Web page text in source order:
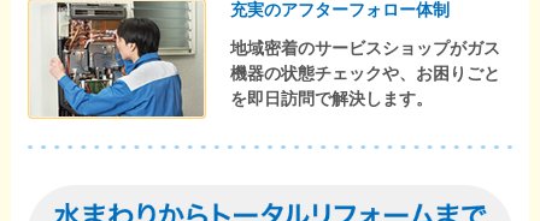
充実のアフターフォロー体制
地域密着のサービスショップがガス
機器の状態チェックや、お困りごと
を即日訪問で解決します。